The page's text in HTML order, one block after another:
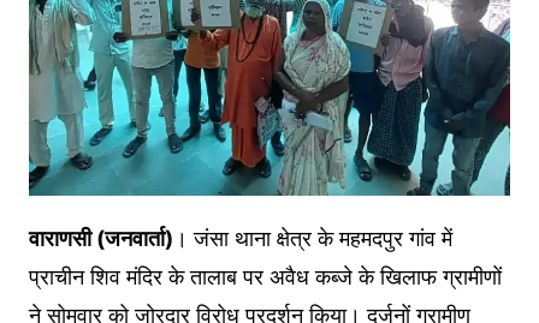
वाराणसी (जनवार्ता) । जंसा थाना क्षेत्र के महमदपुर गांव में
प्राचीन शिव मंदिर के तालाब पर अवैध कब्जे के खिलाफ ग्रामीणों
ने सोमवार को जोरदार विरोध प्रदर्शन किया। दर्जनों ग्रामीण